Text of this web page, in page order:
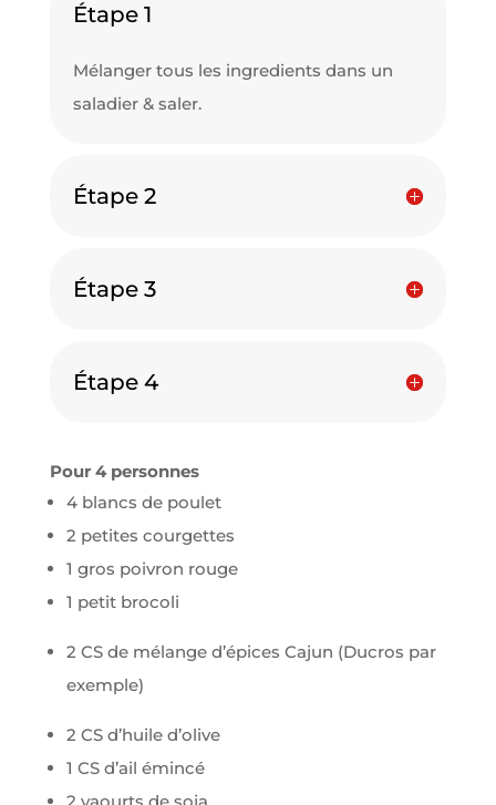
Étape 1
Mélanger tous les ingredients dans un
saladier & saler.
Étape 2
Étape 3
Étape 4
Pour 4 personnes
4 blancs de poulet
2 petites courgettes
1 gros poivron rouge
1 petit brocoli
2 CS de mélange d’épices Cajun (Ducros par
exemple)
2 CS d’huile d’olive
1 CS d’ail émincé